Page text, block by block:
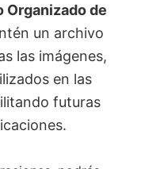
Organizado de
un archivo
las imágenes,
en las
futuras